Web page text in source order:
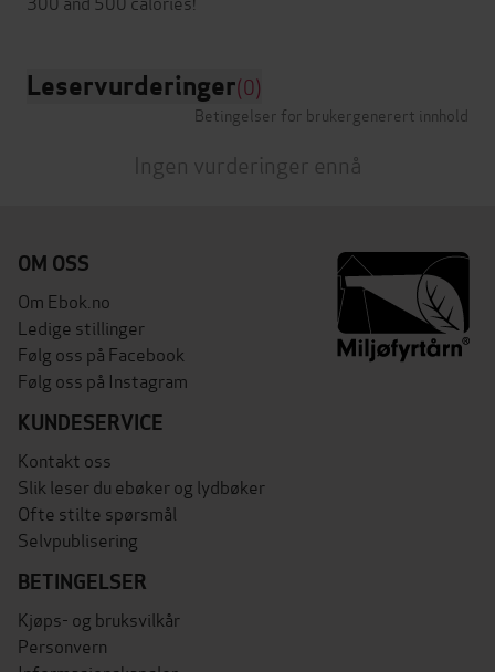
Leservurderinger(0)
Betingelser for brukergenerert innhold
Ingen vurderinger ennå
OM OSS
Om Ebok.no
Ledige stillinger
Følg oss på Facebook
Følg oss på Instagram
KUNDESERVICE
Kontakt oss
Slik leser du ebøker og lydbøker
Ofte stilte spørsmål
Selvpublisering
BETINGELSER
Kjøps- og bruksvilkår
Personvern